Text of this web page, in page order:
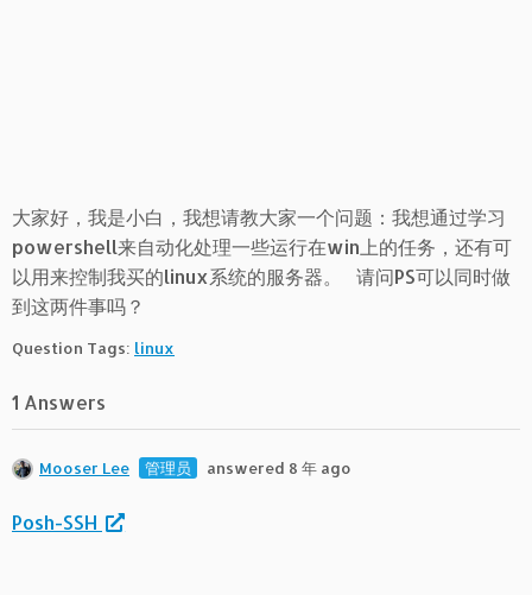
大家好，我是小白，我想请教大家一个问题：我想通过学习
powershell来自动化处理一些运行在win上的任务，还有可
以用来控制我买的linux系统的服务器。 请问PS可以同时做
到这两件事吗？
Question Tags: linux
1 Answers
Mooser Lee 管理员 answered 8 年 ago
Posh-SSH